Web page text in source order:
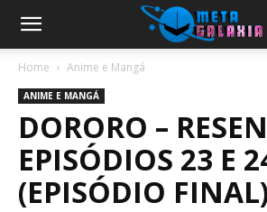
Home Anime e Mangá
ANIME E MANGÁ
DORORO –
EPISÓDIOS 23 E
(EPISÓDIO FINAL)